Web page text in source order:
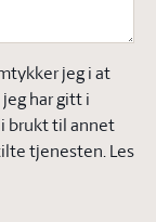
jeg i at
har gitt i
brukt til annet
tjenesten. Les